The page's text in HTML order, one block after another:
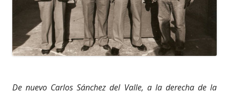
De nuevo Carlos Sánchez del Valle, a la derecha de la